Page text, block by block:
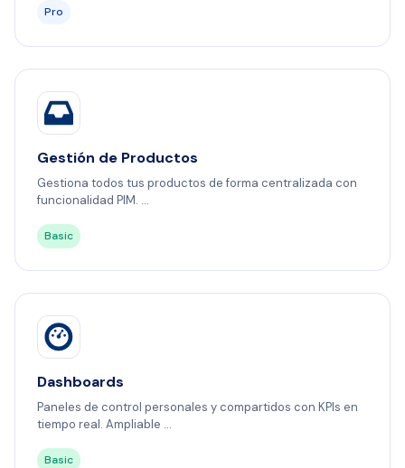
Pro
Gestión de Productos
Gestiona todos tus productos de forma centralizada con
funcionalidad PIM. ...
Basic
Dashboards
Paneles de control personales y compartidos con KPIs en
tiempo real. Ampliable ...
Basic